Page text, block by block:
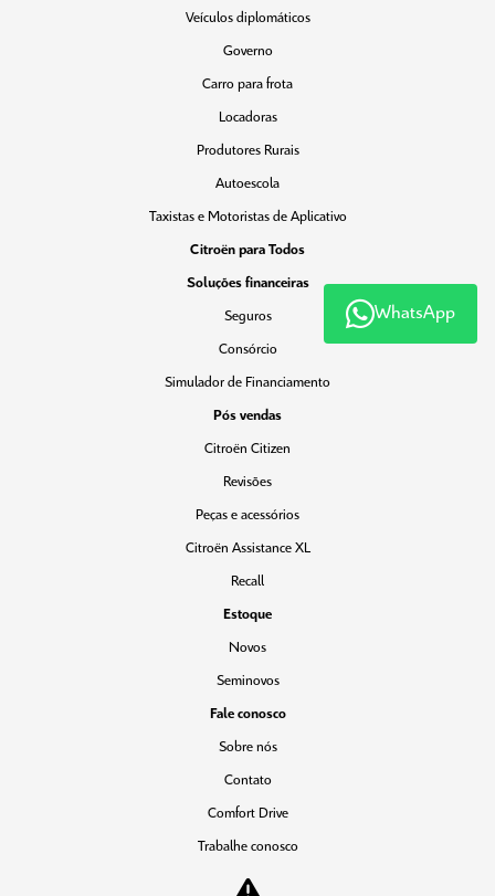
Veículos diplomáticos
Governo
Carro para frota
Locadoras
Produtores Rurais
Autoescola
Taxistas e Motoristas de Aplicativo
Citroën para Todos
Soluções financeiras
Seguros
Consórcio
Simulador de Financiamento
Pós vendas
Citroën Citizen
Revisões
Peças e acessórios
Citroën Assistance XL
Recall
Estoque
Novos
Seminovos
Fale conosco
Sobre nós
Contato
Comfort Drive
Trabalhe conosco
Política de privacidade
WhatsApp